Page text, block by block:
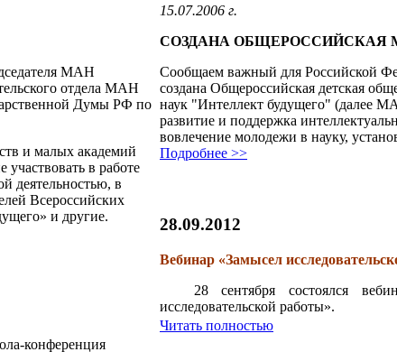
МАН
отдела МАН
Думы РФ по
и малых академий
в работе
деятельностью, в
Всероссийских
и другие.
конференция
15.07.2006 г.
СОЗДАНА ОБЩЕРОССИЙСКАЯ
Сообщаем важный для Российской
создана Общероссийская детская
наук "Интеллект будущего" (далее
развитие и поддержка
вовлечение молодежи в науку,
Подробнее >>
28.09.2012
Вебинар «Замысел
28 сентября состоялся
исследовательской работы».
Читать полностью